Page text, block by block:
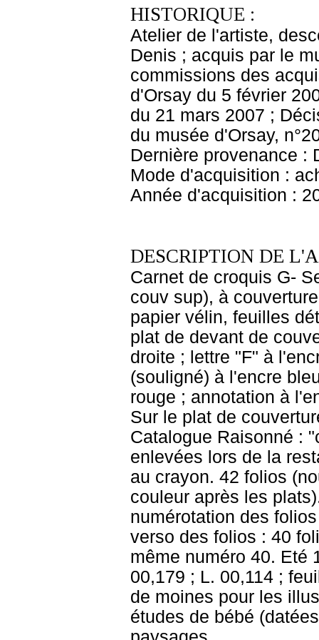
HISTORIQUE :
Atelier de l'artiste,
Denis ; acquis par le
commissions des
d'Orsay du 5 février
du 21 mars 2007 ;
du musée d'Orsay,
Dernière provenance :
Mode d'acquisition :
Année d'acquisition :
DESCRIPTION DE
Carnet de croquis G-
couv sup), à
papier vélin, feuilles
plat de devant de
droite ; lettre "F" à
(souligné) à l'encre
rouge ; annotation à
Sur le plat de
Catalogue Raisonné :
enlevées lors de la
au crayon. 42 folios
couleur après les
numérotation des
verso des folios : 40
même numéro 40. Eté
00,179 ; L. 00,114 ;
de moines pour les
études de bébé